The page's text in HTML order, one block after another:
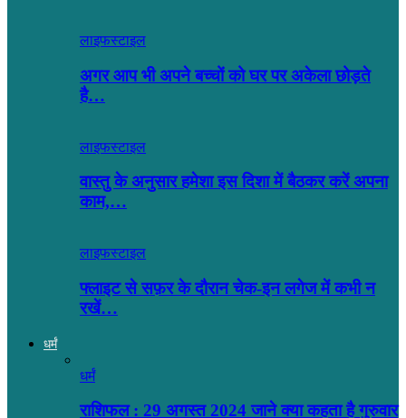
लाइफस्टाइल
अगर आप भी अपने बच्चों को घर पर अकेला छोड़ते
है…
लाइफस्टाइल
वास्तु के अनुसार हमेशा इस दिशा में बैठकर करें अपना
काम,…
लाइफस्टाइल
फ्लाइट से सफ़र के दौरान चेक-इन लगेज में कभी न
रखें…
धर्मं
धर्मं
राशिफल : 29 अगस्त 2024 जाने क्या कहता है गुरुवार